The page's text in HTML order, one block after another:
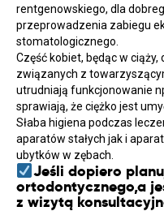
rentgenowskiego, dla
przeprowadzenia zabiegu
stomatologicznego.
Część kobiet, będąc w
związanych z
utrudniają funkcjonowanie
sprawiają, że ciężko jest
Słaba higiena podczas
aparatów stałych jak i
ubytków w zębach.️
Jeśli dopiero
ortodontycznego,a
z wizytą